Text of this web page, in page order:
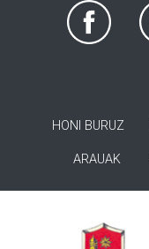
HONI BURUZ
ARAUAK